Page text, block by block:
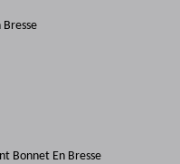
Bonnet En Bresse